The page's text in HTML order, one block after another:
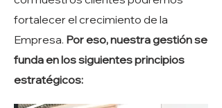
fortalecer el crecimiento de la
Empresa. Por eso, nuestra gestión se
funda en los siguientes principios
estratégicos: